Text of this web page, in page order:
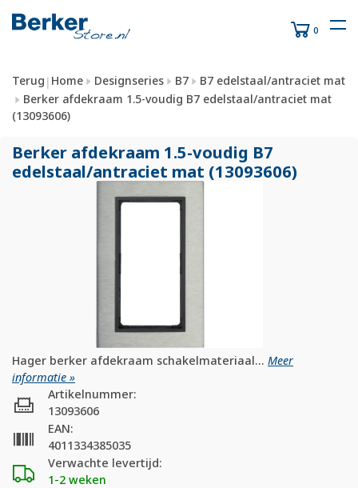
0
Terug | Home Designseries B7
B7 edelstaal/antraciet mat
Berker afdekraam 1.5-voudig B7 edelstaal/antraciet mat
(13093606)
Berker afdekraam 1.5-voudig B7
edelstaal/antraciet mat (13093606)
Hager berker afdekraam schakelmateriaal... Meer
informatie »
Verwachte levertijd:
1-2 weken
Artikelnummer:
13093606
EAN:
4011334385035